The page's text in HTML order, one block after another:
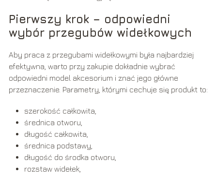
Pierwszy krok – odpowiedni
wybór przegubów widełkowych
Aby praca z przegubami widełkowymi była najbardziej
efektywna, warto przy zakupie dokładnie wybrać
odpowiedni model akcesorium i znać jego główne
przeznaczenie. Parametry, którymi cechuje się produkt to:
szerokość całkowita,
średnica otworu,
długość całkowita,
średnica podstawy,
długość do środka otworu,
rozstaw widełek,